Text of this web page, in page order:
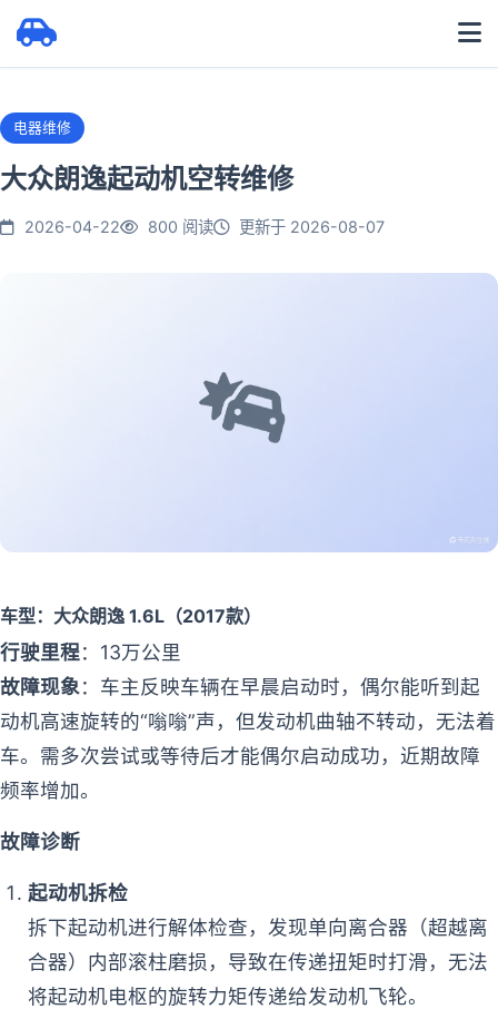
电器维修
大众朗逸起动机空转维修
2026-04-22 800 阅读 更新于 2026-08-07
车型 ：大众朗逸 1.6L（2017款）
行驶里程：13万公里
故障现象：车主反映车辆在早晨启动时，偶尔能听到起
动机高速旋转的“嗡嗡”声，但发动机曲轴不转动，无法着
车。需多次尝试或等待后才能偶尔启动成功，近期故障
频率增加。
故障诊断
起动机拆检
拆下起动机进行解体检查，发现单向离合器（超越离
合器）内部滚柱磨损，导致在传递扭矩时打滑，无法
将起动机电枢的旋转力矩传递给发动机飞轮。